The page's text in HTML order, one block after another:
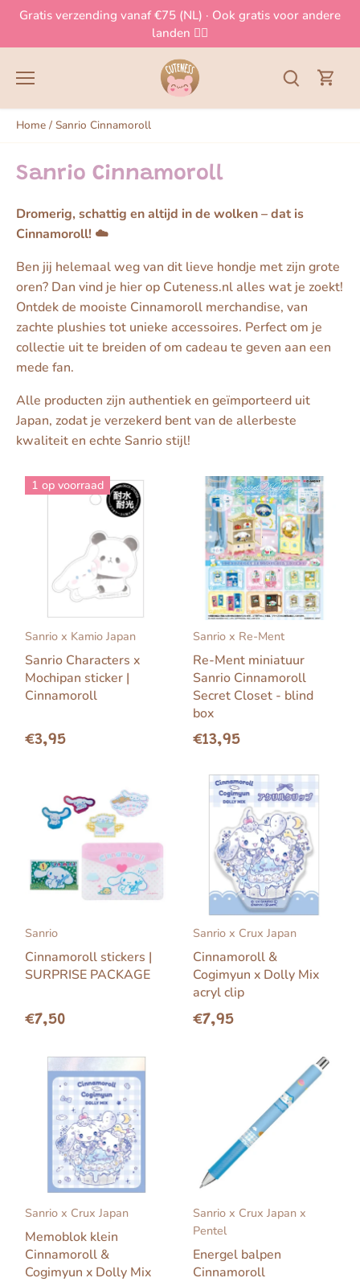
Meteen
de
Gratis verzending vanaf €75 (NL) · Ook gratis voor andere
landen 👈🏻
Home / Sanrio Cinnamoroll
Sanrio Cinnamoroll
Dromerig, schattig en altijd in de wolken – dat is
Cinnamoroll! ☁️
Ben jij helemaal weg van dit lieve hondje met zijn grote
oren? Dan vind je hier op Cuteness.nl alles wat je zoekt!
Ontdek de mooiste Cinnamoroll merchandise, van
zachte plushies tot unieke accessoires. Perfect om je
collectie uit te breiden of om cadeau te geven aan een
mede fan.
Alle producten zijn authentiek en geïmporteerd uit
Japan, zodat je verzekerd bent van de allerbeste
kwaliteit en echte Sanrio stijl!
1 op voorraad
Sanrio x Kamio Japan
Sanrio Characters x
Mochipan sticker |
Cinnamoroll
€3,95
Sanrio x Re-Ment
Re-Ment miniatuur
Sanrio Cinnamoroll
Secret Closet - blind
box
€13,95
Sanrio
Cinnamoroll stickers |
SURPRISE PACKAGE
€7,50
Sanrio x Crux Japan
Cinnamoroll &
Cogimyun x Dolly Mix
acryl clip
€7,95
Sanrio x Crux Japan
Memoblok klein
Cinnamoroll &
Cogimyun x Dolly Mix
Sanrio x Crux Japan x
Pentel
Energel balpen
Cinnamoroll